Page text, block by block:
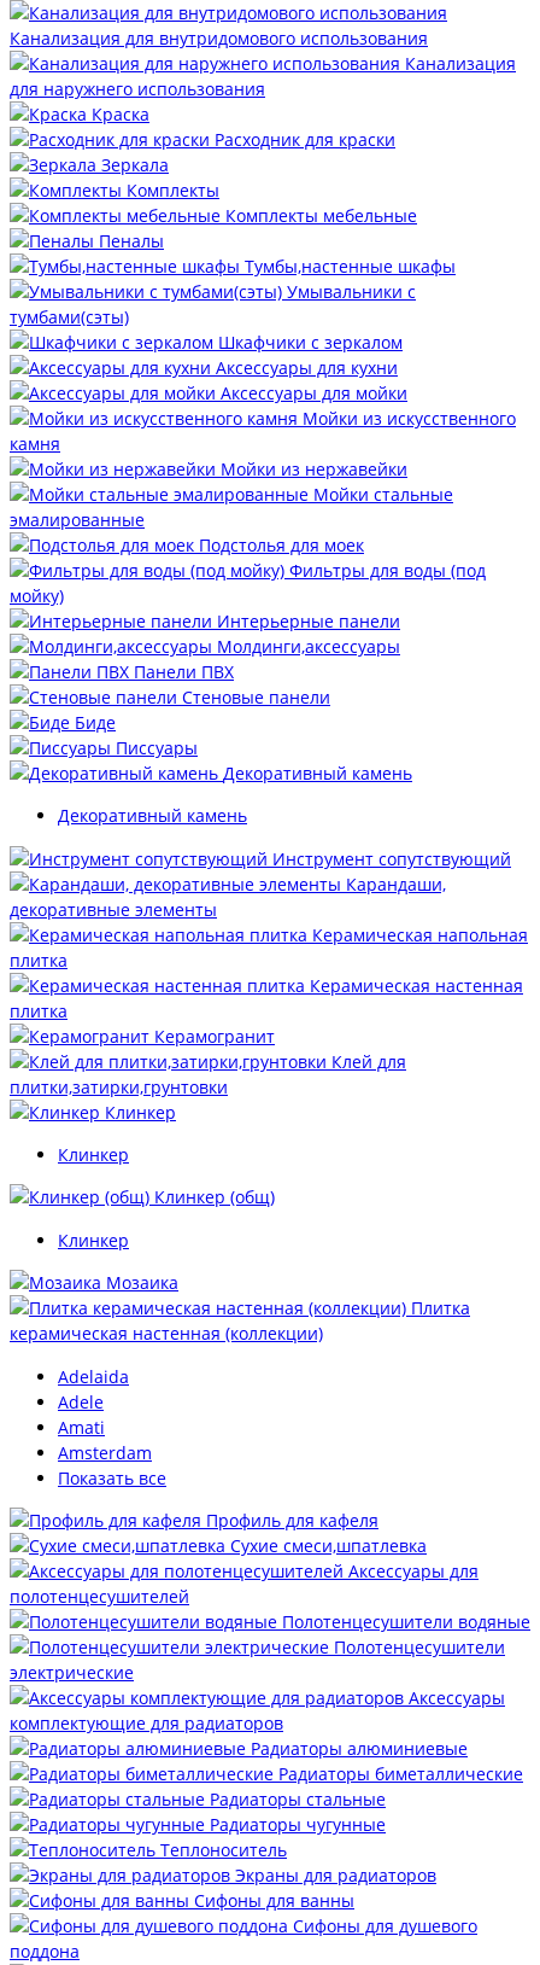
Канализация для внутридомового использования
Канализация
для наружнего использования
Краска
Расходник для краски
Зеркала
Комплекты
Комплекты мебельные
Пеналы
Тумбы,настенные шкафы
Умывальники с
тумбами(сэты)
Шкафчики с зеркалом
Аксессуары для кухни
Аксессуары для мойки
Мойки из искусственного
камня
Мойки из нержавейки
Мойки стальные
эмалированные
Подстолья для моек
Фильтры для воды (под
мойку)
Интерьерные панели
Молдинги,аксессуары
Панели ПВХ
Стеновые панели
Биде
Писсуары
Декоративный камень
Декоративный камень
Инструмент сопутствующий
Карандаши,
декоративные элементы
Керамическая напольная
плитка
Керамическая настенная
плитка
Керамогранит
Клей для
плитки,затирки,грунтовки
Клинкер
Клинкер
Клинкер (общ)
Клинкер
Мозаика
Плитка
керамическая настенная (коллекции)
Adelaida
Adele
Amati
Amsterdam
Показать все
Профиль для кафеля
Сухие смеси,шпатлевка
Аксессуары для
полотенцесушителей
Полотенцесушители водяные
Полотенцесушители
электрические
Аксессуары
комплектующие для радиаторов
Радиаторы алюминиевые
Радиаторы биметаллические
Радиаторы стальные
Радиаторы чугунные
Теплоноситель
Экраны для радиаторов
Сифоны для ванны
Сифоны для душевого
поддона